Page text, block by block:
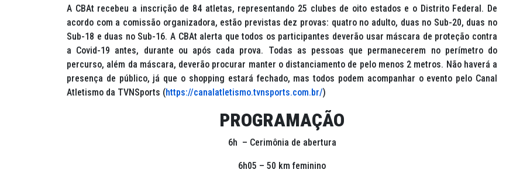
A CBAt recebeu a inscrição de 84 atletas, representando 25 clubes de oito estados e o Distrito Federal. De
acordo com a comissão organizadora, estão previstas dez provas: quatro no adulto, duas no Sub-20, duas no
Sub-18 e duas no Sub-16. A CBAt alerta que todos os participantes deverão usar máscara de proteção contra
a Covid-19 antes, durante ou após cada prova. Todas as pessoas que permanecerem no perímetro do
percurso, além da máscara, deverão procurar manter o distanciamento de pelo menos 2 metros. Não haverá a
presença de público, já que o shopping estará fechado, mas todos podem acompanhar o evento pelo Canal
Atletismo da TVNSports (https://canalatletismo.tvnsports.com.br/)
PROGRAMAÇÃO
6h – Cerimônia de abertura
6h05 – 50 km feminino